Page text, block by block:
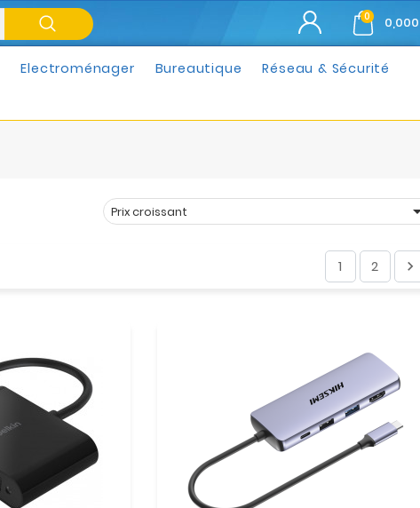
0
Electroménager Bureautique Réseau & Sécurité
Prix croissant
1 2 